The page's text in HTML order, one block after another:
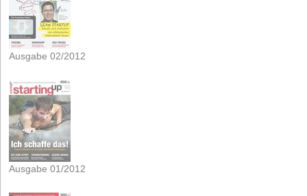
Ausgabe 02/2012
Ausgabe 01/2012